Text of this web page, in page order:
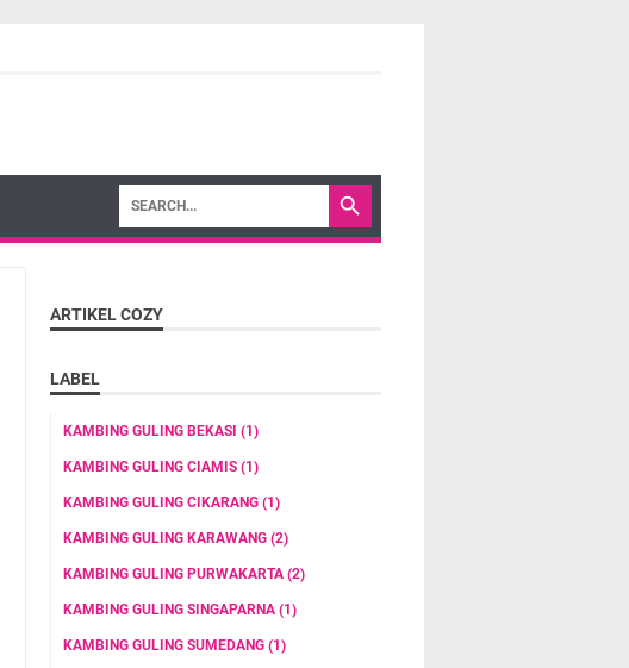
ARTIKEL COZY
LABEL
KAMBING GULING BEKASI (1)
KAMBING GULING CIAMIS (1)
KAMBING GULING CIKARANG (1)
KAMBING GULING KARAWANG (2)
KAMBING GULING PURWAKARTA (2)
KAMBING GULING SINGAPARNA (1)
KAMBING GULING SUMEDANG (1)